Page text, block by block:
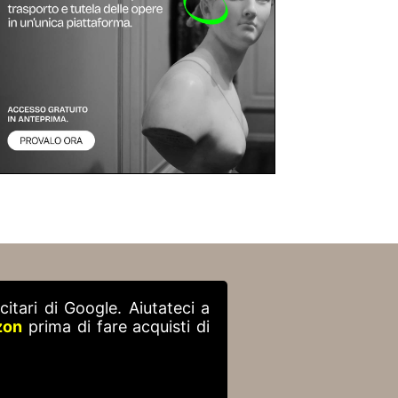
di Google. Aiutateci a
prima di fare acquisti di